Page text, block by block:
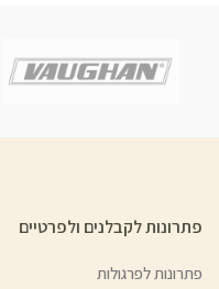
פתרונות לקבלנים ולפרטיים
פתרונות לפרגולות